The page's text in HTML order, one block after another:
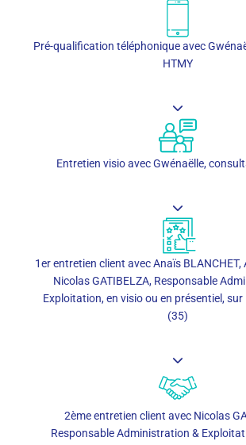
Pré-qualification téléphonique avec
HTMY
Entretien visio avec Gwénaëlle,
1er entretien client avec Anaïs BLANCHET,
Nicolas GATIBELZA, Responsable
Exploitation, en visio ou en présentiel, sur
(35)
2ème entretien client avec Nicolas
Responsable Administration &